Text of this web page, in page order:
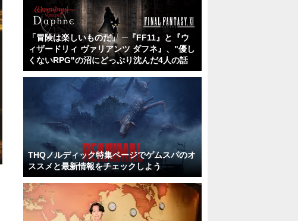
「冒険は楽しいものだ」 ─『FF11』と『ウ
ィザードリィ ヴァリアンツ ダフネ』、"優し
くないRPG"の沼にどっぷり沈んだ4人の話
THQノルディック特集ページでゲムスパのオ
ススメと最新情報をチェックしよう